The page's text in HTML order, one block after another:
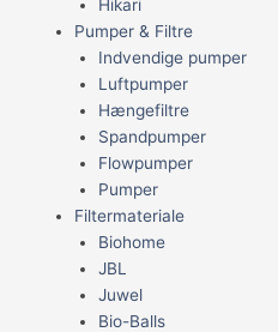
Hikari
Pumper & Filtre
Indvendige pumper
Luftpumper
Hængefiltre
Spandpumper
Flowpumper
Pumper
Filtermateriale
Biohome
JBL
Juwel
Bio-Balls